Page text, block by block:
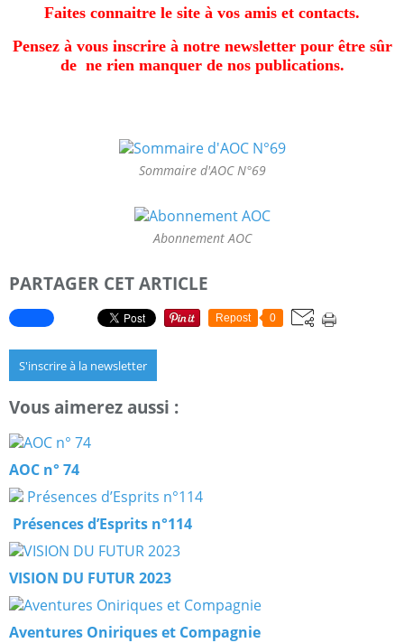
Faites connaitre le site à vos amis et contacts.
Pensez à vous inscrire à notre newsletter pour être sûr
de ne rien manquer de nos publications.
Sommaire d'AOC N°69
Abonnement AOC
PARTAGER CET ARTICLE
Repost 0
S'inscrire à la newsletter
Vous aimerez aussi :
AOC n° 74
Présences d’Esprits n°114
VISION DU FUTUR 2023
Aventures Oniriques et Compagnie